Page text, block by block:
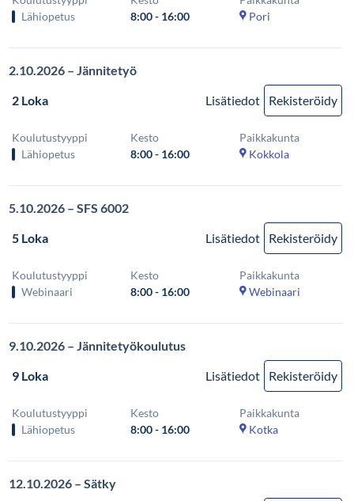
Lähiopetus
8:00 - 16:00
Pori
2.10.2026 – Jännitetyö
2 Loka
Lisätiedot Rekisteröidy
Koulutustyyppi
Lähiopetus
Kesto
8:00 - 16:00
Paikkakunta
Kokkola
5.10.2026 – SFS 6002
5 Loka
Lisätiedot Rekisteröidy
Koulutustyyppi
Webinaari
Kesto
8:00 - 16:00
Paikkakunta
Webinaari
9.10.2026 – Jännitetyökoulutus
9 Loka
Lisätiedot Rekisteröidy
Koulutustyyppi
Lähiopetus
Kesto
8:00 - 16:00
Paikkakunta
Kotka
12.10.2026 – Sätky